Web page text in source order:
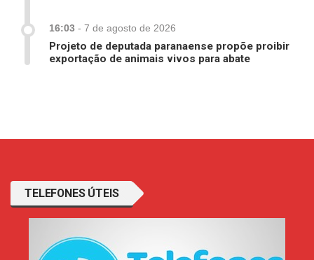
16:03 - 7 de agosto de 2026
Projeto de deputada paranaense propõe proibir
exportação de animais vivos para abate
TELEFONES ÚTEIS